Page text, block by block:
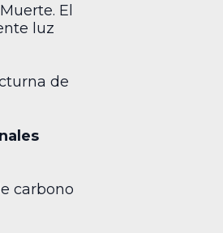
El
luz
de
carbono